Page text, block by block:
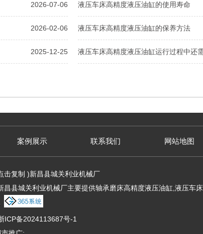
2026-07-06 液压车床高精度液压油缸的使用寿命
2026-02-06 液压车床高精度液压油缸的保养方法
2025-12-25 液压车床高精度液压油缸运行过程中还
案例展示 联系我们 网站地图
击复制 )新昌县城关利业机械厂
县城关利业机械厂主要提供轴承磨床高精度液压油缸,液压车
ICP备2024113687号-1